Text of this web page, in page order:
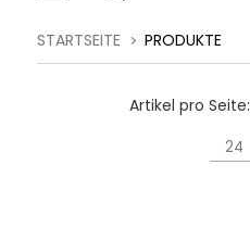
STARTSEITE PRODUKTE
Artikel pro Seite: